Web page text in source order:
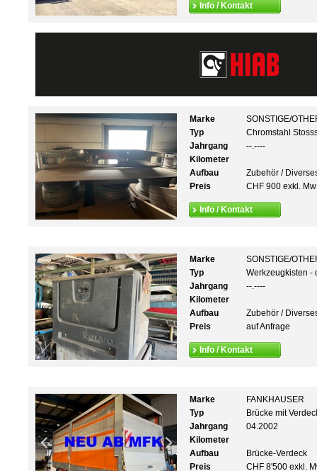
Info / Kontakt
Marke
SONSTIGE/
Typ
Chromstahl
Jahrgang
--.----
Kilometer
Aufbau
Zubehör /
Preis
CHF 900 exkl.
Info / Kontakt
Marke
SONSTIGE/
Typ
Werkzeugkisten -
Jahrgang
--.----
Kilometer
Aufbau
Zubehör /
Preis
auf Anfrage
Info / Kontakt
Marke
FANKHAUSER
Typ
Brücke mit
Jahrgang
04.2002
Kilometer
Aufbau
Brücke-Verdeck
Preis
CHF 8'500 exkl.